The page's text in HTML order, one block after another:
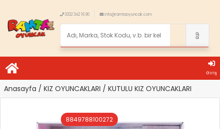
0332 342 16 90 info@ramtaoyuncak.com
Giriş
Anasayfa / KIZ OYUNCAKLARI / KUTULU KIZ OYUNCAKLARI
8849788100272